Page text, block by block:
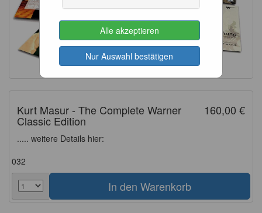
Alle akzeptieren
Nur Auswahl bestätigen
160,00 €
Kurt Masur - The Complete Warner
Classic Edition
..... weitere Details hier:
032